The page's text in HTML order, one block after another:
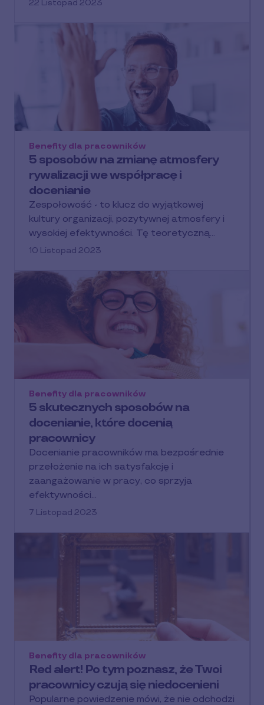
22 Listopad 2023
5 sposobów na zmianę atmosfery
rywalizacji we współpracę i
docenianie
Benefity dla pracowników
Zespołowość - to klucz do wyjątkowej
kultury organizacji, pozytywnej atmosfery i
wysokiej efektywności. Tę teoretyczną…
10 Listopad 2023
5 skutecznych sposobów na
docenianie, które docenią
pracownicy
Benefity dla pracowników
Docenianie pracowników ma bezpośrednie
przełożenie na ich satysfakcję i
zaangażowanie w pracy, co sprzyja
efektywności…
7 Listopad 2023
Red alert! Po tym poznasz, że Twoi
pracownicy czują się niedocenieni
Benefity dla pracowników
Popularne powiedzenie mówi, że nie odchodzi